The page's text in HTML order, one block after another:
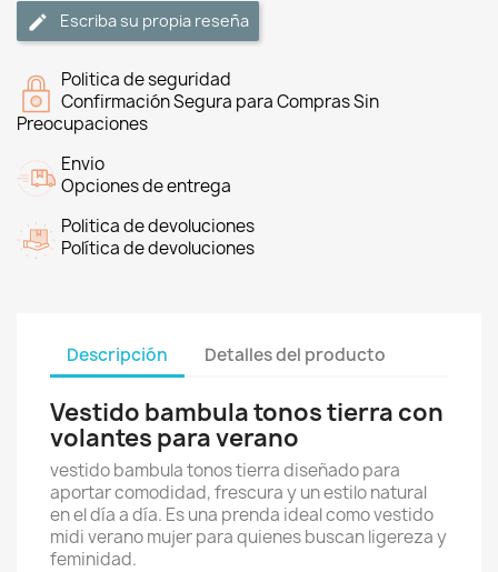
Escriba su propia reseña
Politica de seguridad
Confirmación Segura para Compras Sin
Preocupaciones
Envio
Opciones de entrega
Politica de devoluciones
Política de devoluciones
Descripción Detalles del producto
Vestido bambula tonos tierra con
volantes para verano
vestido bambula tonos tierra diseñado para
aportar comodidad, frescura y un estilo natural
en el día a día. Es una prenda ideal como vestido
midi verano mujer para quienes buscan ligereza y
feminidad.